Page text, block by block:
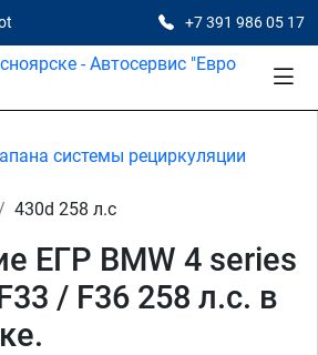
+7 391 986 05 17
системы рециркуляции
430d 258 л.с
ЕГР BMW 4 series
/ F36 258 л.с. в